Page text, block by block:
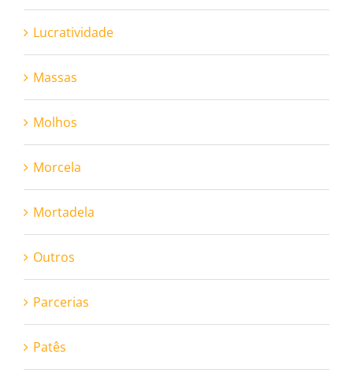
Lucratividade
Massas
Molhos
Morcela
Mortadela
Outros
Parcerias
Patês